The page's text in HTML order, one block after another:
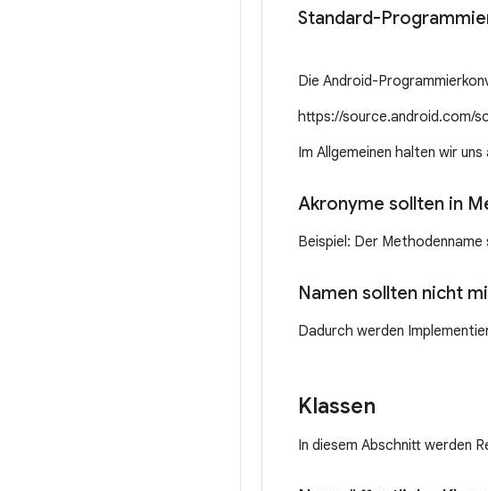
Standard-
Die Android-
https://source.android.com/
Im Allgemeinen halten wir
Akronyme sollten in
Beispiel: Der Methodenname
Namen sollten nicht
Dadurch werden
Klassen
In diesem Abschnitt werden